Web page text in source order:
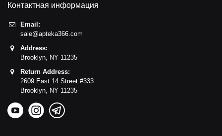
Контактная информация
Email:
sale@apteka366.com
Address:
Brooklyn,
NY 11235
Return Address:
2609 East 14 Street #333
Brooklyn,
NY 11235